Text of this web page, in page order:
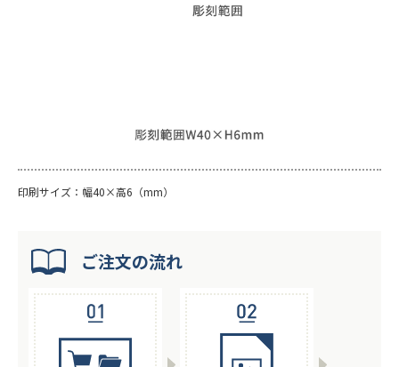
印刷サイズ：幅40×高6（mm）
ご注文の流れ